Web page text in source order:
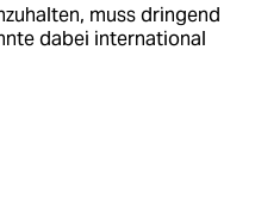
muss dringend
dabei international